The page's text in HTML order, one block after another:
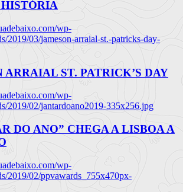
HISTÓRIA
wp-
2019/03/jameson-arraial-st.-patricks-day-
ARRAIAL ST. PATRICK’S DAY
wp-
2019/02/jantardoano2019-335x256.jpg
DO ANO” CHEGA A LISBOA A
wp-
2019/02/ppvawards_755x470px-